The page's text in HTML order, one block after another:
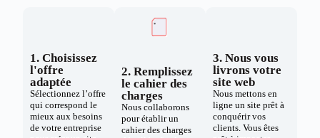
1. Choisissez
l'offre
adaptée
Sélectionnez l’offre
qui correspond le
mieux aux besoins
de votre entreprise
2. Remplissez
le cahier des
charges
Nous collaborons
pour établir un
cahier des charges
3. Nous vous
livrons votre
site web
Nous mettons en
ligne un site prêt à
conquérir vos
clients. Vous êtes